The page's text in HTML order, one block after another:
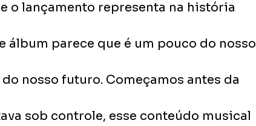
o lançamento representa na história
álbum parece que é um pouco do nosso
nosso futuro. Começamos antes da
sob controle, esse conteúdo musical